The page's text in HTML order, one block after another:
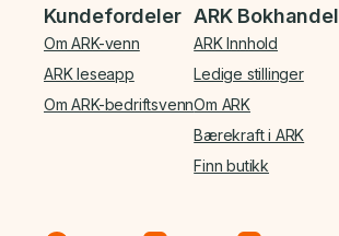
Kundefordeler
Om ARK-venn
ARK leseapp
Om ARK-bedriftsvenn
ARK Bokhandel
ARK Innhold
Ledige stillinger
Om ARK
Bærekraft i ARK
Finn butikk